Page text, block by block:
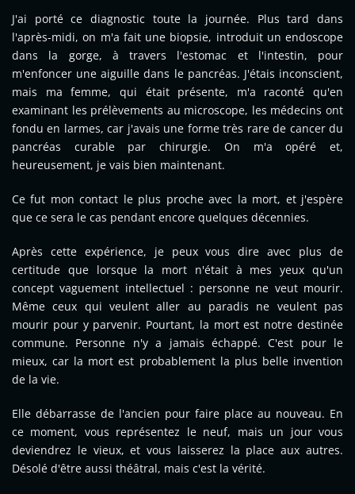
J'ai porté ce diagnostic toute la journée. Plus tard dans
l'après-midi, on m'a fait une biopsie, introduit un endoscope
dans la gorge, à travers l'estomac et l'intestin, pour
m'enfoncer une aiguille dans le pancréas. J'étais inconscient,
mais ma femme, qui était présente, m'a raconté qu'en
examinant les prélèvements au microscope, les médecins ont
fondu en larmes, car j'avais une forme très rare de cancer du
pancréas curable par chirurgie. On m'a opéré et,
heureusement, je vais bien maintenant.
Ce fut mon contact le plus proche avec la mort, et j'espère
que ce sera le cas pendant encore quelques décennies.
Après cette expérience, je peux vous dire avec plus de
certitude que lorsque la mort n'était à mes yeux qu'un
concept vaguement intellectuel : personne ne veut mourir.
Même ceux qui veulent aller au paradis ne veulent pas
mourir pour y parvenir. Pourtant, la mort est notre destinée
commune. Personne n'y a jamais échappé. C'est pour le
mieux, car la mort est probablement la plus belle invention
de la vie.
Elle débarrasse de l'ancien pour faire place au nouveau. En
ce moment, vous représentez le neuf, mais un jour vous
deviendrez le vieux, et vous laisserez la place aux autres.
Désolé d'être aussi théâtral, mais c'est la vérité.